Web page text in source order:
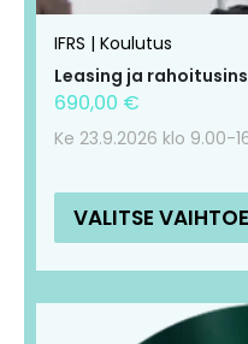
IFRS | Koulutus
Leasing ja
690,00 €
Ke 23.9.2026 klo 9.00-
VALITSE